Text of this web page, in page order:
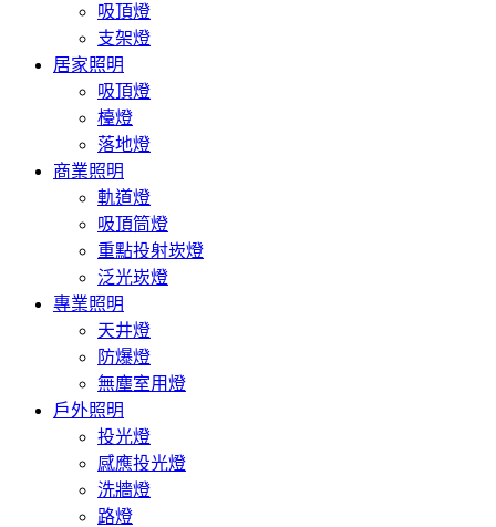
吸頂燈
支架燈
居家照明
吸頂燈
檯燈
落地燈
商業照明
軌道燈
吸頂筒燈
重點投射崁燈
泛光崁燈
專業照明
天井燈
防爆燈
無塵室用燈
戶外照明
投光燈
感應投光燈
洗牆燈
路燈